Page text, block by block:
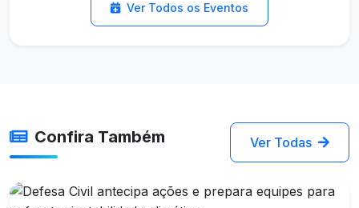
Ver Todos os Eventos
Confira Também Ver Todas